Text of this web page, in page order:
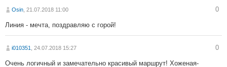
Osin , 21.07.2018 11:00 0
Линия - мечта, поздравляю с горой!
i010351 , 24.07.2018 15:27 0
Очень логичный и замечательно красивый маршрут! Хоженая-